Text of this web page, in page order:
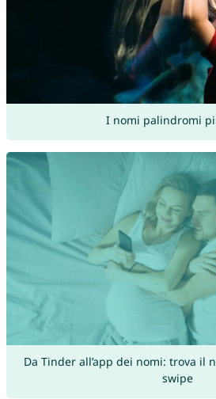
I nomi palindromi
Da Tinder all’app dei nomi: trova il
swipe